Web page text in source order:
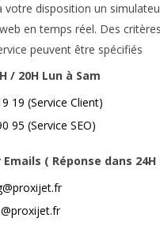
votre disposition un
en temps réel. Des
peuvent être spécifiés
/ 20H Lun à Sam
19 (Service Client)
95 (Service SEO)
( Réponse dans 24H